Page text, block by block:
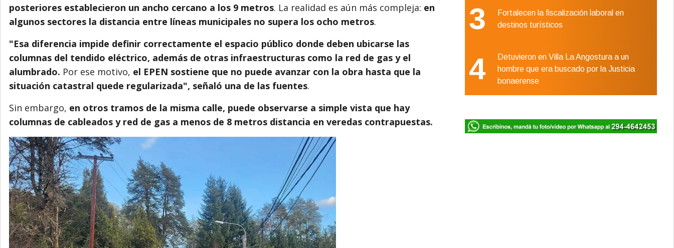
posteriores establecieron un ancho cercano a los 9 metros. La realidad es aún más compleja: en
algunos sectores la distancia entre líneas municipales no supera los ocho metros.
"Esa diferencia impide definir correctamente el espacio público donde deben ubicarse las
columnas del tendido eléctrico, además de otras infraestructuras como la red de gas y el
alumbrado. Por ese motivo, el EPEN sostiene que no puede avanzar con la obra hasta que la
situación catastral quede regularizada", señaló una de las fuentes.
Sin embargo, en otros tramos de la misma calle, puede observarse a simple vista que hay
columnas de cableados y red de gas a menos de 8 metros distancia en veredas contrapuestas.
3
Fortalecen la fiscalización laboral en
destinos turísticos
4
Detuvieron en Villa La Angostura a un
hombre que era buscado por la Justicia
bonaerense